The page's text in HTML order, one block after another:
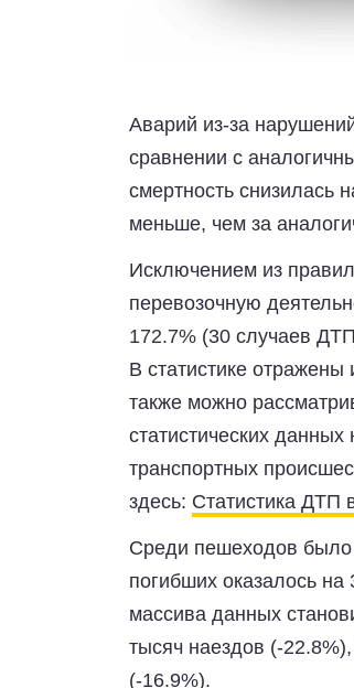
Аварий из-за
сравнении с
смертность снизилась
меньше, чем за
Исключением из
перевозочную
172.7% (30 случаев
В статистике
также можно
статистических
транспортных
здесь: Статистика ДТП
Среди пешеходов было
погибших оказалось
массива данных
тысяч наездов (-
(-16.9%).